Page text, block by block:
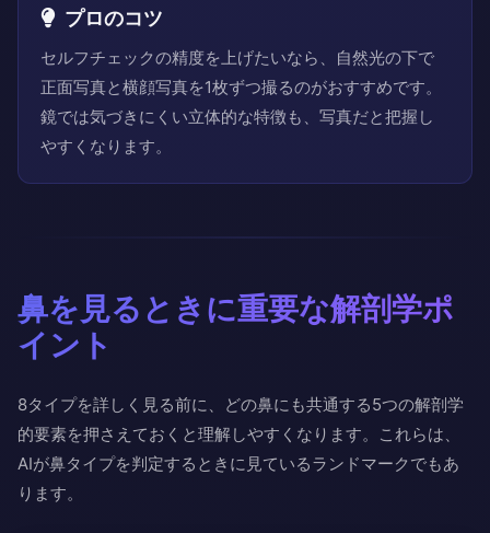
プロのコツ
セルフチェックの精度を上げたいなら、自然光の下で
正面写真と横顔写真を1枚ずつ撮るのがおすすめです。
鏡では気づきにくい立体的な特徴も、写真だと把握し
やすくなります。
鼻を見るときに重要な解剖学ポ
イント
8タイプを詳しく見る前に、どの鼻にも共通する5つの解剖学
的要素を押さえておくと理解しやすくなります。これらは、
AIが鼻タイプを判定するときに見ているランドマークでもあ
ります。